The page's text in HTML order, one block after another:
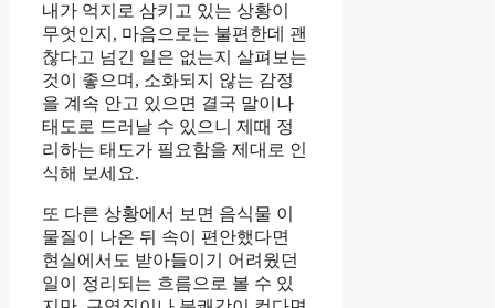
내가 억지로 삼키고 있는 상황이
무엇인지, 마음으로는 불편한데 괜
찮다고 넘긴 일은 없는지 살펴보는
것이 좋으며, 소화되지 않는 감정
을 계속 안고 있으면 결국 말이나
태도로 드러날 수 있으니 제때 정
리하는 태도가 필요함을 제대로 인
식해 보세요.
또 다른 상황에서 보면 음식물 이
물질이 나온 뒤 속이 편안했다면
현실에서도 받아들이기 어려웠던
일이 정리되는 흐름으로 볼 수 있